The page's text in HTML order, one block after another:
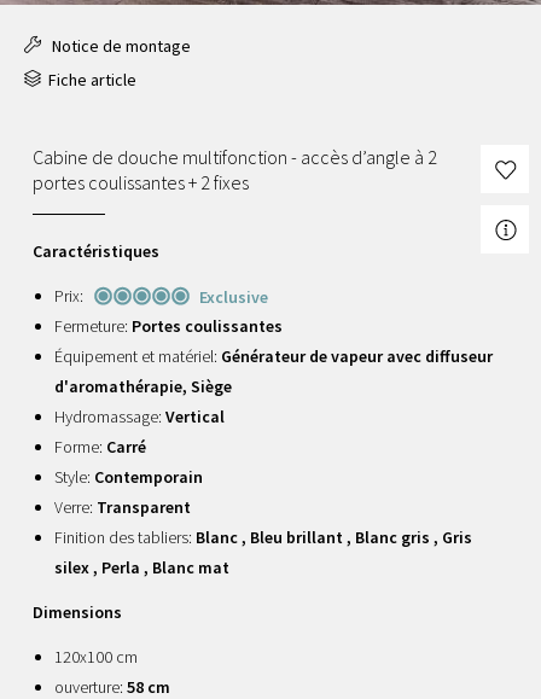
Notice de montage
Fiche article
Cabine de douche multifonction - accès d’angle à 2
portes coulissantes + 2 fixes
Caractéristiques
Prix:
Exclusive
Fermeture: Portes coulissantes
Équipement et matériel: Générateur de vapeur avec diffuseur
d'aromathérapie, Siège
Hydromassage: Vertical
Forme: Carré
Style: Contemporain
Verre: Transparent
Finition des tabliers: Blanc , Bleu brillant , Blanc gris , Gris
silex , Perla , Blanc mat
Dimensions
120x100 cm
ouverture: 58 cm